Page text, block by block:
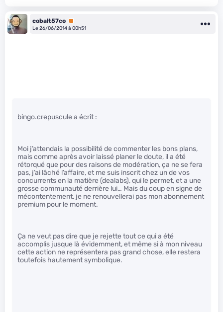
cobalt57co Premium
Le 26/06/2014 à 00h51
bingo.crepuscule a écrit :
Moi j’attendais la possibilité de commenter les bons plans,
mais comme après avoir laissé planer le doute, il a été
rétorqué que pour des raisons de modération, ça ne se fera
pas, j’ai lâché l’affaire, et me suis inscrit chez un de vos
concurrents en la matière (dealabs), qui le permet, et a une
grosse communauté derrière lui… Mais du coup en signe de
mécontentement, je ne renouvellerai pas mon abonnement
premium pour le moment.
Ça ne veut pas dire que je rejette tout ce qui a été
accomplis jusque là évidemment, et même si à mon niveau
cette action ne représentera pas grand chose, elle restera
toutefois hautement symbolique.